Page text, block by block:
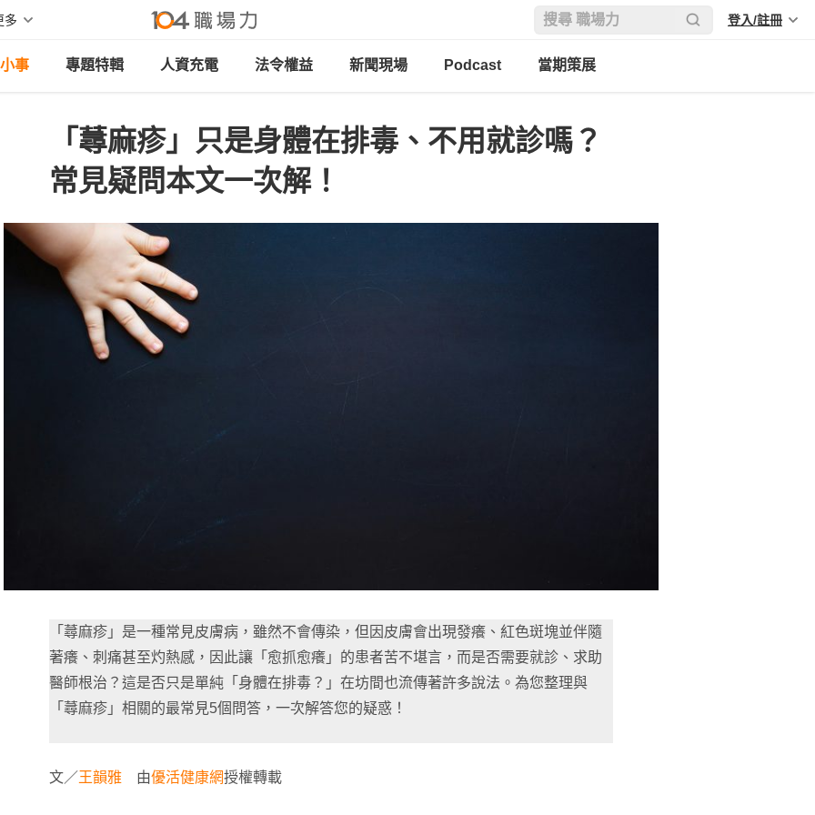
多 登入/註冊
事 專題特輯 人資充電 法令權益 新聞現場 Podcast 當期策展
「蕁麻疹」只是身體在排毒、不用就診嗎？
常見疑問本文一次解！
「蕁麻疹」是一種常見皮膚病，雖然不會傳染，但因皮膚會出現發癢、紅色斑塊並伴隨
著癢、刺痛甚至灼熱感，因此讓「愈抓愈癢」的患者苦不堪言，而是否需要就診、求助
醫師根治？這是否只是單純「身體在排毒？」在坊間也流傳著許多說法。為您整理與
「蕁麻疹」相關的最常見5個問答，一次解答您的疑惑！
文／王韻雅 由優活健康網授權轉載